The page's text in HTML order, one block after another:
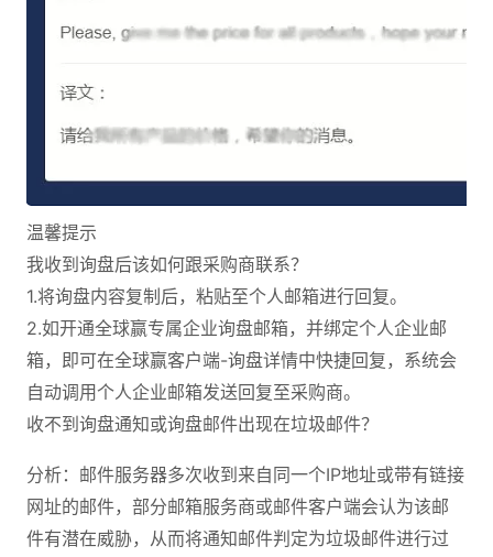
温馨提示
我收到询盘后该如何跟采购商联系？
1.将询盘内容复制后，粘贴至个人邮箱进行回复。
2.如开通全球赢专属企业询盘邮箱，并绑定个人企业邮
箱，即可在全球赢客户端-询盘详情中快捷回复，系统会
自动调用个人企业邮箱发送回复至采购商。
收不到询盘通知或询盘邮件出现在垃圾邮件？
分析：邮件服务器多次收到来自同一个IP地址或带有链接
网址的邮件，部分邮箱服务商或邮件客户端会认为该邮
件有潜在威胁，从而将通知邮件判定为垃圾邮件进行过